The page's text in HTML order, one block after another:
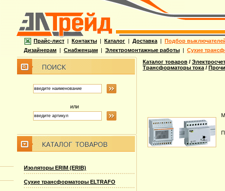
Прайс-лист | Контакты | Каталог | Доставка | Подбор
Дизайнерам | Снабженцам | Электромонтажные работы | Сухие
или
Изоляторы ERIM (ERIB)
Сухие трансформаторы ELTRAFO
Каталог товаров /
Трансформаторы тока /